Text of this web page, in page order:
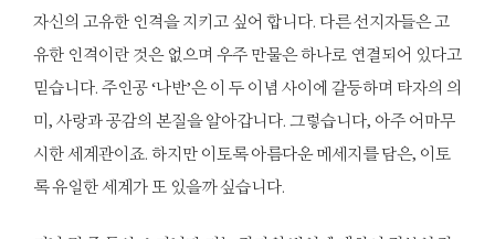
자신의 고유한 인격을 지키고 싶어 합니다. 다른 선지자들은 고
유한 인격이란 것은 없으며 우주 만물은 하나로 연결되어 있다고
믿습니다. 주인공 ‘나반’은 이 두 이념 사이에 갈등하며 타자의 의
미, 사랑과 공감의 본질을 알아갑니다. 그렇습니다, 아주 어마무
시한 세계관이죠. 하지만 이토록 아름다운 메세지를 담은, 이토
록 유일한 세계가 또 있을까 싶습니다.